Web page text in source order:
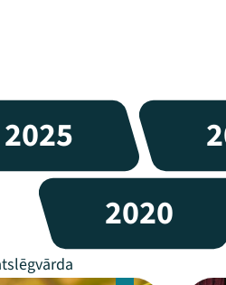
2025
2020